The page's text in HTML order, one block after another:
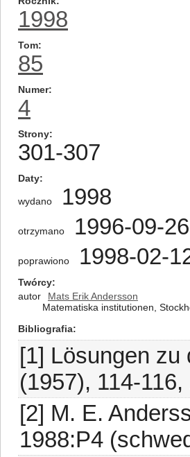
1998
Tom
85
Numer
4
Strony
301-307
Daty
wydano 1998
otrzymano 1996-09-26
poprawiono 1998-02-
Twórcy
autor
Mats Erik Andersson
Matematiska institutionen,
Bibliografia
[1] Lösungen zu
(1957), 114-
[2] M. E.
1988:P4